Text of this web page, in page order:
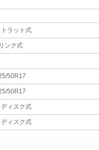
トラット式
ンク式
50R17
50R17
ディスク式
ディスク式